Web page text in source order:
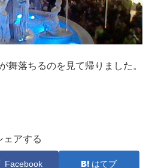
舞落ちるのを見て帰りました。
ェアする
Facebook はてブ